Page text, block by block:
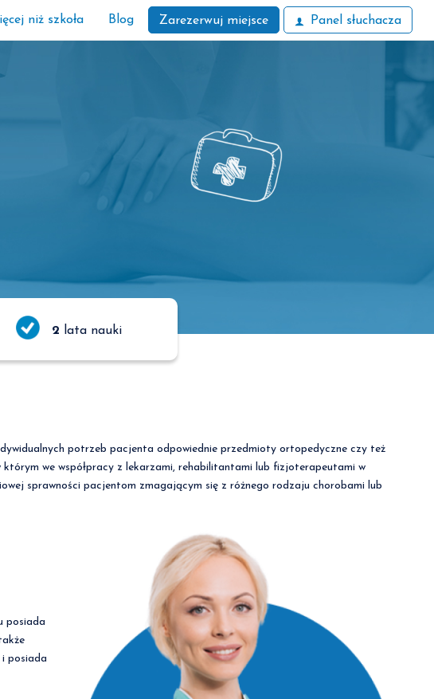
niż szkoła Blog Zarezerwuj miejsce Panel słuchacza
2 lata nauki
potrzeb pacjenta odpowiednie przedmioty ortopedyczne czy też
we współpracy z lekarzami, rehabilitantami lub fizjoterapeutami w
sprawności pacjentom zmagającym się z różnego rodzaju chorobami lub
posiada
posiada